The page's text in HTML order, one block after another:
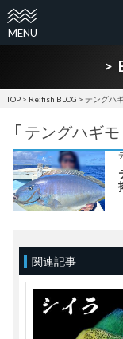
>
TOP > Re:fish BLOG > テングハ
「 テングハギ
関連記事